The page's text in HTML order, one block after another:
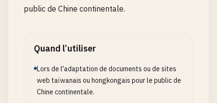
public de Chine continentale.
Quand l’utiliser
Lors de l'adaptation de documents ou de sites
web taïwanais ou hongkongais pour le public de
Chine continentale.